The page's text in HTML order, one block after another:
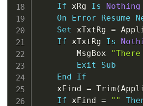
If xRg Is Nothing
On
Error Resume
Set xTxtRg =
If xTxtRg Is
        MsgBox
Exit
Sub
End
If
    xFind
= Trim (
If xFind = ""